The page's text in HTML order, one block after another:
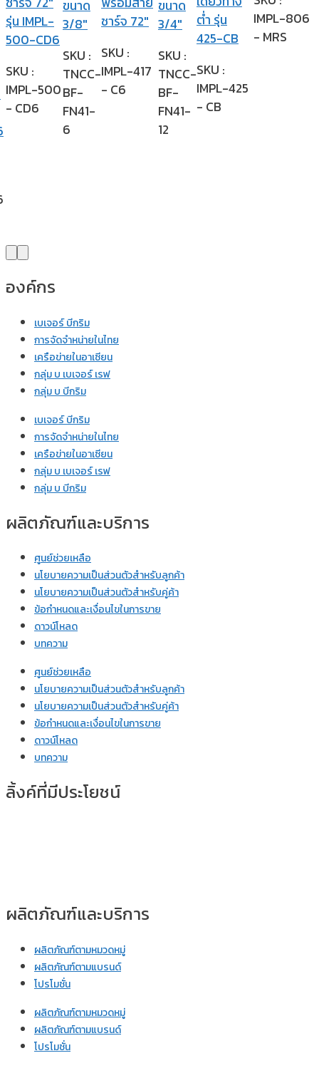
รุ่น IMPL-
500-CD6
SKU :
IMPL-500
- CD6
ขนาด
3/8″
SKU :
TNCC-
BF-
FN41-
6
ชาร์จ 72″
SKU :
IMPL-417
- C6
ขนาด
3/4″
SKU :
TNCC-
BF-
FN41-
12
ต่ำ รุ่น
425-CB
SKU :
IMPL-425
- CB
IMPL-806
- MRS
องค์กร
เบเจอร์ บีกริม
การจัดจำหน่ายในไทย
เครือข่ายในอาเซียน
กลุ่ม บ เบเจอร์ เรฟ
กลุ่ม บ บีกริม
เบเจอร์ บีกริม
การจัดจำหน่ายในไทย
เครือข่ายในอาเซียน
กลุ่ม บ เบเจอร์ เรฟ
กลุ่ม บ บีกริม
ผลิตภัณฑ์และบริการ
ศูนย์ช่วยเหลือ
นโยบายความเป็นส่วนตัวสำหรับลูกค้า
นโยบายความเป็นส่วนตัวสำหรับคู่ค้า
ข้อกำหนดและเงื่อนไขในการขาย
ดาวน์โหลด
บทความ
ศูนย์ช่วยเหลือ
นโยบายความเป็นส่วนตัวสำหรับลูกค้า
นโยบายความเป็นส่วนตัวสำหรับคู่ค้า
ข้อกำหนดและเงื่อนไขในการขาย
ดาวน์โหลด
บทความ
ลิ้งค์ที่มีประโยชน์
ผลิตภัณฑ์และบริการ
ผลิตภัณฑ์ตามหมวดหมู่
ผลิตภัณฑ์ตามแบรนด์
โปรโมชั่น
ผลิตภัณฑ์ตามหมวดหมู่
ผลิตภัณฑ์ตามแบรนด์
โปรโมชั่น